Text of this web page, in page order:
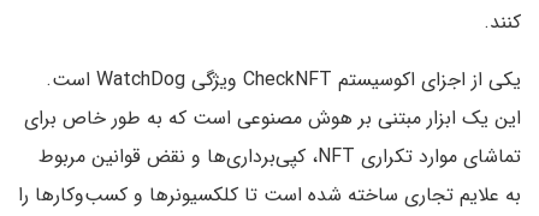
کنند.
یکی از اجزای اکوسیستم CheckNFT ویژگی WatchDog است.
این یک ابزار مبتنی بر هوش مصنوعی است که به طور خاص برای
تماشای موارد تکراری NFT، کپی‌برداری‌ها و نقض قوانین مربوط
به علایم تجاری ساخته شده است تا کلکسیونرها و کسب‌وکارها را